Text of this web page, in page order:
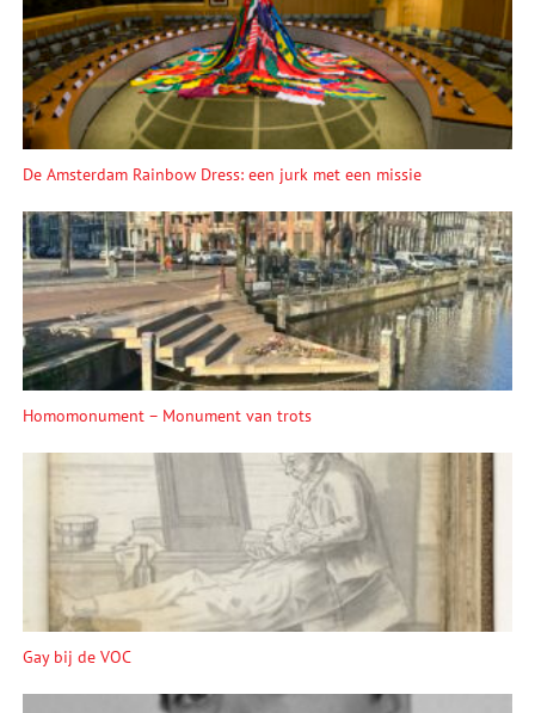
De Amsterdam Rainbow Dress: een jurk met een missie
Homomonument – Monument van trots
Gay bij de VOC